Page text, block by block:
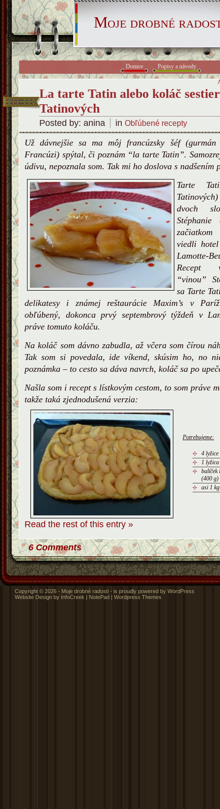
Moje drobné
Domov Popisy a návody
La tarte Tatin alebo koláč sestier
Tatinových
Posted by: anina in Obľúbené recepty
Už dávnejšie sa ma môj francúzsky šéf
Francúzi) spýtal, či poznám “la tarte Tatin”.
údivu, nepoznala som. Tak mi ho doslova s nadšením
Tarte
dvoch
viedli hotel
Lamotte-
Recept
“vinou”
sa Tarte
delikatesy i známej reštaurácie Maxim’s v
obľúbený, dokonca prvý septembrový týždeň v
práve tomuto koláču.
Na koláč som dávno zabudla, až včera som čírou
Tak som si povedala, ide víkend, skúsim ho, no
poznámka – to cesto sa dáva navrch, koláč sa po
Našla som i recept s lístkovým cestom, to som práve
takže taká zjednodušená verzia:
Potrebujeme:
4 lyžice
1
balíček
(400 g)
asi 1
Read the rest of this entry »
6 Comments
Copyright © 2026 - Moje drobné radosti - is proudly powered by WordPress
Website Design by InfoCreek | NotePad | Wordpress Themes